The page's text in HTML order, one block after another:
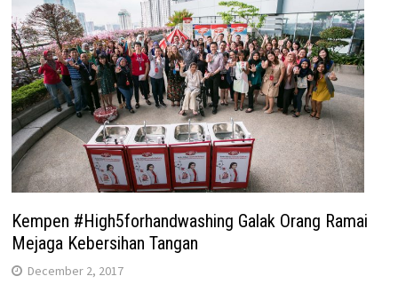
Kempen #High5forhandwashing Galak Orang Ramai
Mejaga Kebersihan Tangan
December 2, 2017